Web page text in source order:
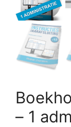
– 1